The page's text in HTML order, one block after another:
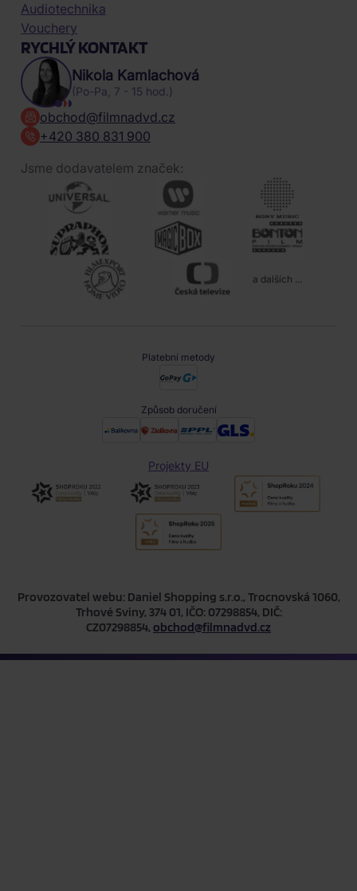
Audiotechnika
Vouchery
RYCHLÝ KONTAKT
Nikola Kamlachová
(Po-Pa, 7 - 15 hod.)
obchod@filmnadvd.cz
+420 380 831 900
Jsme dodavatelem značek:
a dalších ...
Platební metody
Způsob doručení
Projekty EU
Provozovatel webu: Daniel Shopping s.r.o., Trocnovská 1060,
Trhové Sviny, 374 01, IČO: 07298854, DIČ:
CZ07298854, obchod@filmnadvd.cz